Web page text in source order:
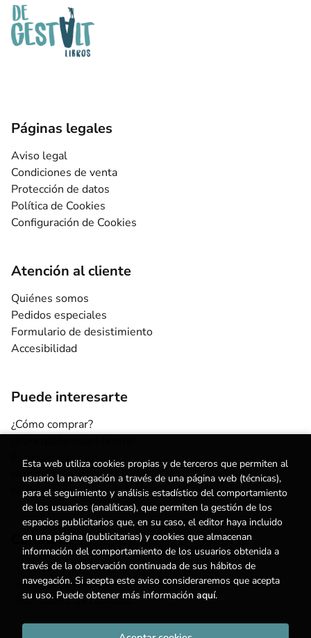
Páginas legales
Aviso legal
Condiciones de venta
Protección de datos
Política de Cookies
Configuración de Cookies
Atención al cliente
Quiénes somos
Pedidos especiales
Formulario de desistimiento
Accesibilidad
Puede interesarte
¿Cómo comprar?
Escuelas y centros
Nuestros Servicios
Noticias
Contacto
(+34) 615 55 96 54
info@degestalt.com
Formulario de contacto
Esta web utiliza cookies propias y de terceros que permiten al
usuario la navegación a través de una página web (técnicas),
para el seguimiento y análisis estadístico del comportamiento
de los usuarios (analíticas), que permiten la gestión de los
espacios publicitarios que, en su caso, el editor haya incluido
en una página (publicitarias) y cookies que almacenan
información del comportamiento de los usuarios obtenida a
través de la observación continuada de sus hábitos de
navegación. Si acepta este aviso consideraremos que acepta
su uso. Puede obtener más información aquí.